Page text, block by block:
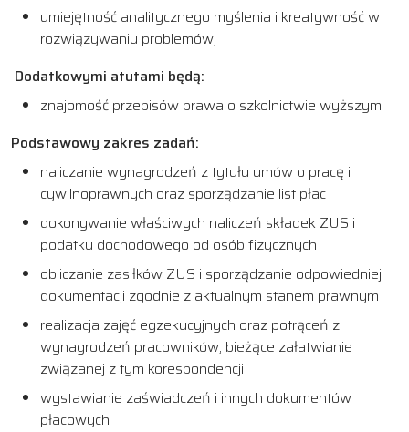
umiejętność analitycznego myślenia i kreatywność w
rozwiązywaniu problemów;
Dodatkowymi atutami będą:
znajomość przepisów prawa o szkolnictwie wyższym
Podstawowy zakres zadań:
naliczanie wynagrodzeń z tytułu umów o pracę i
cywilnoprawnych oraz sporządzanie list płac
dokonywanie właściwych naliczeń składek ZUS i
podatku dochodowego od osób fizycznych
obliczanie zasiłków ZUS i sporządzanie odpowiedniej
dokumentacji zgodnie z aktualnym stanem prawnym
realizacja zajęć egzekucyjnych oraz potrąceń z
wynagrodzeń pracowników, bieżące załatwianie
związanej z tym korespondencji
wystawianie zaświadczeń i innych dokumentów
płacowych